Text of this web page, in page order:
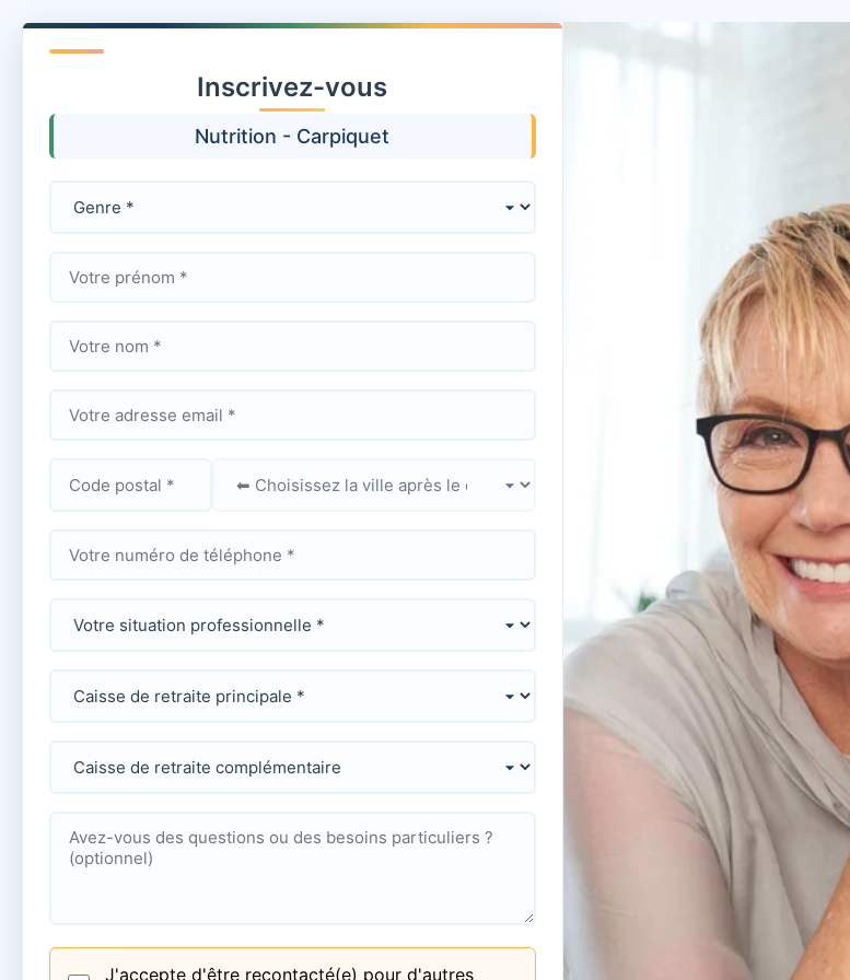
Inscrivez-vous
Nutrition - Carpiquet
J'accepte d'être recontacté(e) pour d'autres